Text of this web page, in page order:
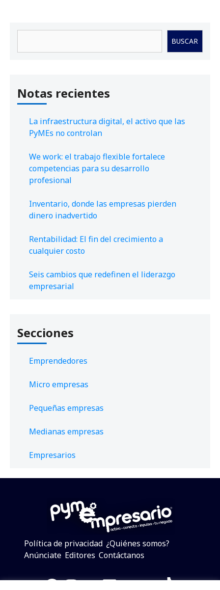
BUSCAR
Notas recientes
La infraestructura digital, el activo que las
PyMEs no controlan
We work: el trabajo flexible fortalece
competencias para su desarrollo
profesional
Inventario, donde las empresas pierden
dinero inadvertido
Rentabilidad: El fin del crecimiento a
cualquier costo
Seis cambios que redefinen el liderazgo
empresarial
Secciones
Emprendedores
Micro empresas
Pequeñas empresas
Medianas empresas
Empresarios
Política de privacidad ¿Quiénes somos?
Anúnciate Editores Contáctanos